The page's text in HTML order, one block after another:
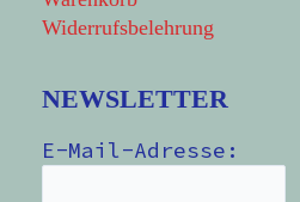
Widerrufsbelehrung
NEWSLETTER
E-Mail-Adresse: